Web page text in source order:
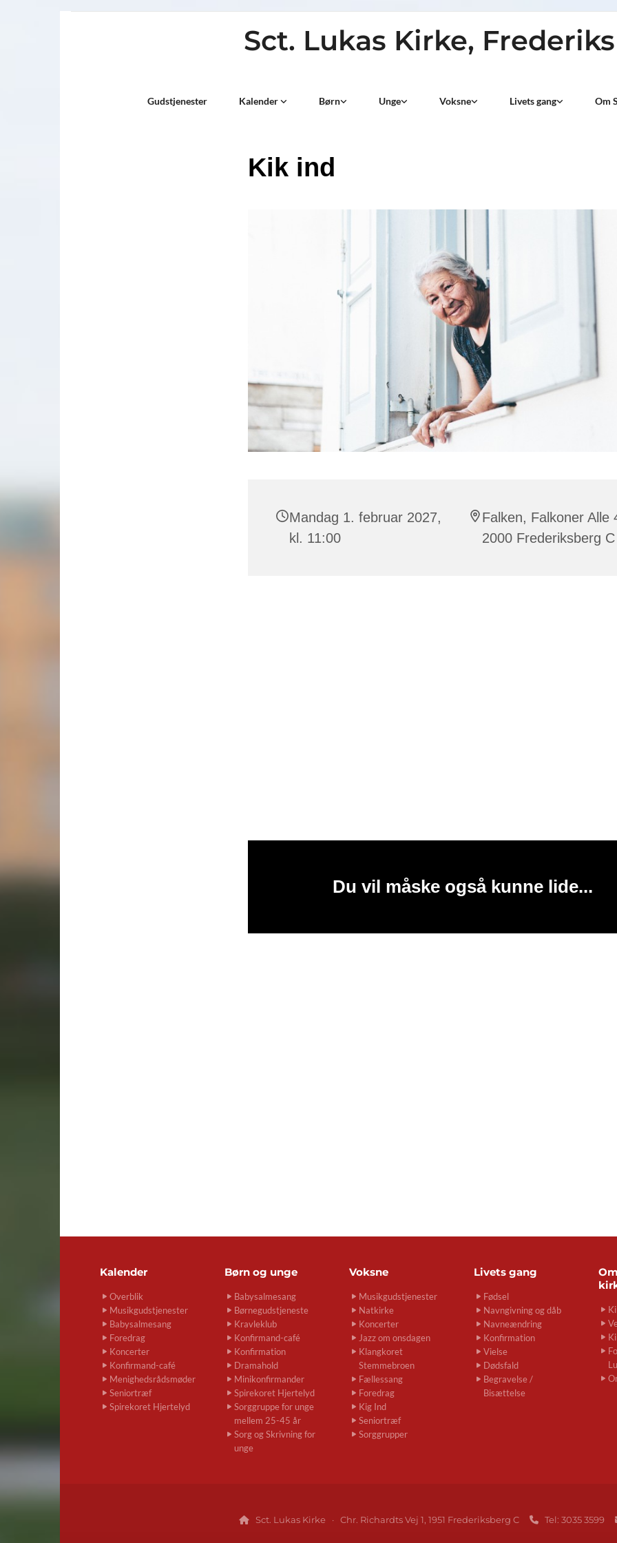
Sct. Lukas Kirke,
Gudstjenester Kalender Børn Unge Voksne Livets gang Om
Kik ind
Mandag 1. februar 2027,
kl. 11:00
Falken, Falkoner Alle
2000 Frederiksberg C
Du vil måske også kunne lide...
Kalender
Overblik
Musikgudstjenester
Babysalmesang
Foredrag
Koncerter
Konfirmand-café
Menighedsrådsmøder
Seniortræf
Spirekoret Hjertelyd
Børn og unge
Babysalmesang
Børnegudstjeneste
Kravleklub
Konfirmand-café
Konfirmation
Dramahold
Minikonfirmander
Spirekoret Hjertelyd
Sorggruppe for unge
mellem 25-45 år
Sorg og Skrivning for
unge
Voksne
Musikgudstjenester
Natkirke
Koncerter
Jazz om onsdagen
Klangkoret
Stemmebroen
Fællessang
Foredrag
Kig Ind
Seniortræf
Sorggrupper
Livets gang
Fødsel
Navngivning og dåb
Navneændring
Konfirmation
Vielse
Dødsfald
Begravelse /
Bisættelse
Sct. Lukas Kirke · Chr. Richardts Vej 1, 1951 Frederiksberg C Tel: 3035 3599